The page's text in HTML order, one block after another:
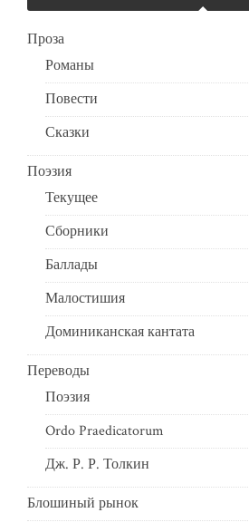
Проза
Романы
Повести
Сказки
Поэзия
Текущее
Сборники
Баллады
Малостишия
Доминиканская кантата
Переводы
Поэзия
Ordo Praedicatorum
Дж. Р. Р. Толкин
Блошиный рынок